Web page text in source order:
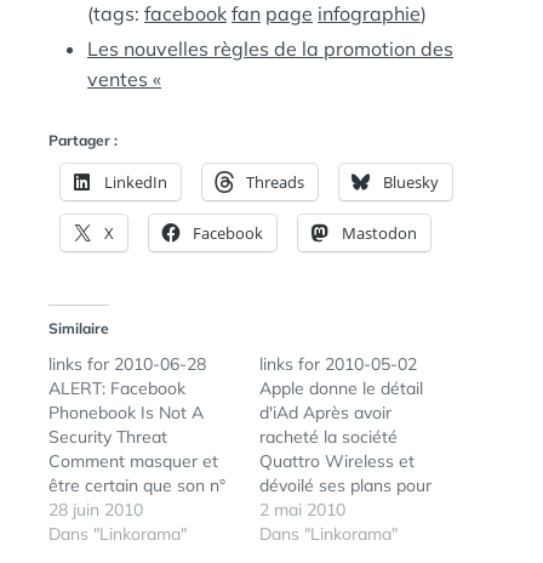
(tags: facebook fan page infographie)
Les nouvelles règles de la promotion des
ventes «
Partager :
LinkedIn Threads Bluesky
X Facebook Mastodon
Similaire
links for 2010-06-28
ALERT: Facebook
Phonebook Is Not A
Security Threat
Comment masquer et
être certain que son n°
de téléphone soit
masqué dans Facebook
28 juin 2010
Dans "Linkorama"
links for 2010-05-02
Apple donne le détail
d'iAd Après avoir
racheté la société
Quattro Wireless et
dévoilé ses plans pour
iAd, Apple œuvre à
mettre en place sa
2 mai 2010
Dans "Linkorama"